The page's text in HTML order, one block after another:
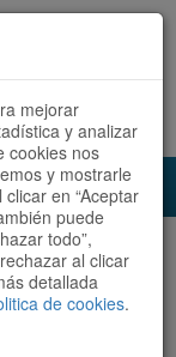
Español | Català
Más recientes /
mejorar
y analizar
cookies nos
y mostrarle
en “Aceptar
puede
todo”,
al clicar
detallada
de cookies.